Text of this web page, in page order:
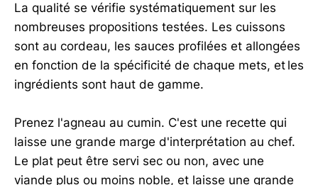
La qualité se vérifie systématiquement sur les
nombreuses propositions testées. Les cuissons
sont au cordeau, les sauces profilées et allongées
en fonction de la spécificité de chaque mets, et les
ingrédients sont haut de gamme.
Prenez l'agneau au cumin. C'est une recette qui
laisse une grande marge d'interprétation au chef.
Le plat peut être servi sec ou non, avec une
viande plus ou moins noble, et laisse une grande